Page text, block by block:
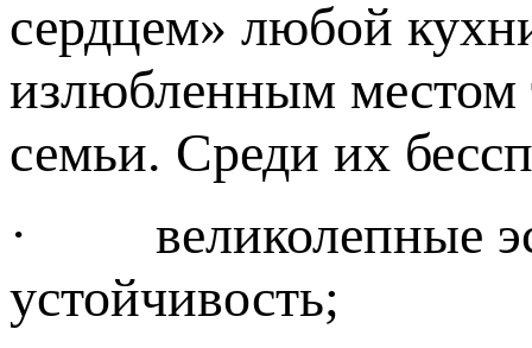
сердцем» любой
излюбленным местом
семьи. Среди их
· великолепные
устойчивость;